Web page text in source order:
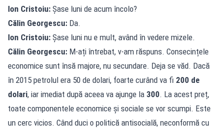
Ion Cristoiu: Șase luni de acum încolo?
Călin Georgescu: Da.
Ion Cristoiu: Șase luni nu e mult, având în vedere mizele.
Călin Georgescu: M-ați întrebat, v-am răspuns. Consecințele
economice sunt însă majore, nu secundare. Deja se văd. Dacă
în 2015 petrolul era 50 de dolari, foarte curând va fi 200 de
dolari, iar imediat după aceea va ajunge la 300. La acest preț,
toate componentele economice și sociale se vor scumpi. Este
un cerc vicios. Când duci o politică antisocială, neconformă cu